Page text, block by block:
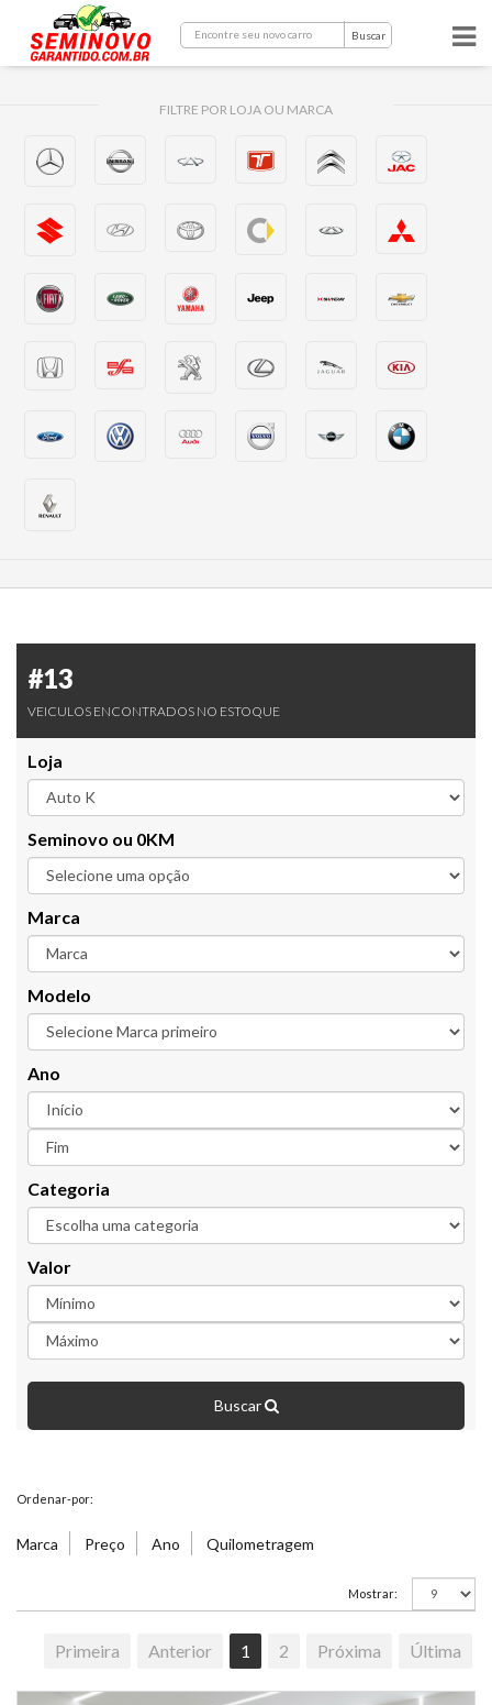
Buscar
FILTRE POR LOJA OU MARCA
#13
VEICULOS ENCONTRADOS NO ESTOQUE
Loja
Seminovo ou 0KM
Marca
Modelo
Ano
Categoria
Valor
Buscar
Ordenar-por:
Marca Preço Ano Quilometragem
Mostrar:
Primeira Anterior 1 2 Próxima Última